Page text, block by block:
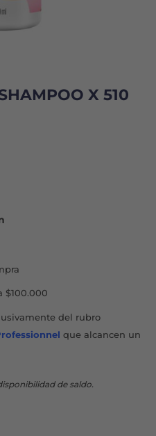
X 510
del rubro
que alcancen un
de saldo.